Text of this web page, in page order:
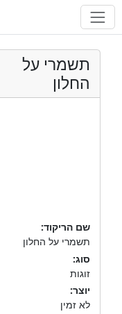
תשמרי על
החלון
שם הריקוד:
תשמרי על החלון
סוג:
זוגות
יוצר:
לא זמין